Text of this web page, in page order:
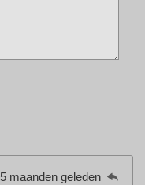
5 maanden geleden